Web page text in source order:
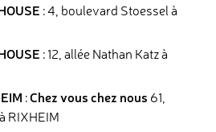
: 4, boulevard Stoessel à
: 12, allée Nathan Katz à
:Chez vous chez nous 61,
RIXHEIM